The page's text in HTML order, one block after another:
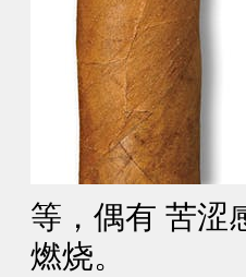
等，偶有 ‌苦涩
燃烧‌。